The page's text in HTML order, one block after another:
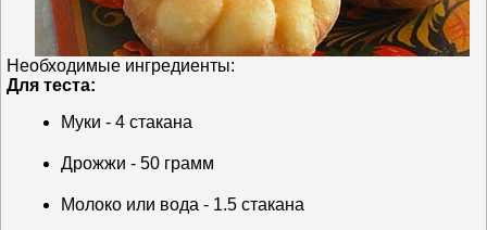
Необходимые ингредиенты:
Для теста:
Муки - 4 стакана
Дрожжи - 50 грамм
Молоко или вода - 1.5 стакана